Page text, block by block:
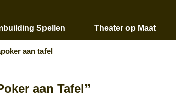
Spellen Theater op Maat
aan tafel
aan Tafel”